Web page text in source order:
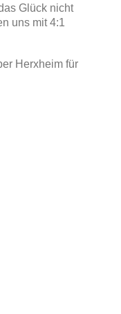
Glück nicht
uns mit 4:1
Herxheim für